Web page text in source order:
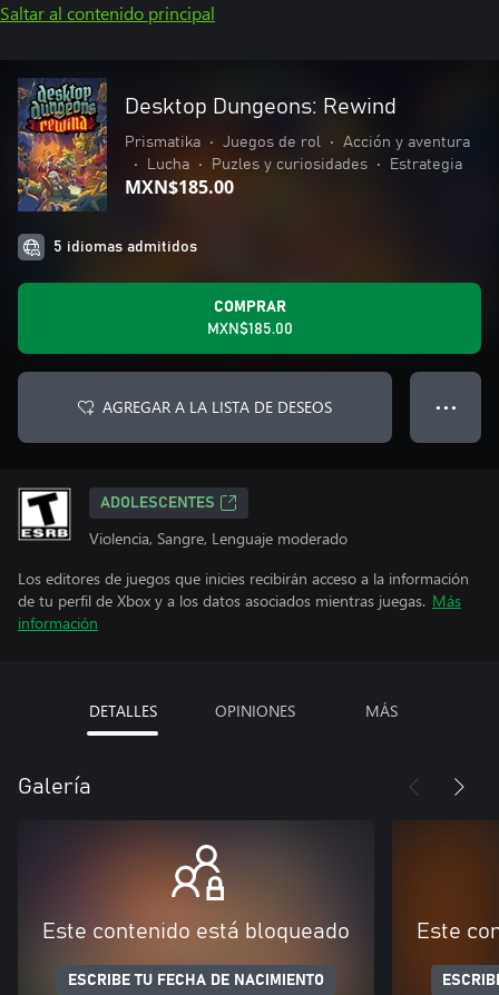
Saltar al contenido principal
Desktop Dungeons: Rewind
Prismatika • Juegos de rol •
Acción y aventura
•
Lucha • Puzles y curiosidades • Estrategia
MXN$185.00
5 idiomas admitidos
COMPRAR
MXN$185.00
AGREGAR A LA LISTA DE DESEOS ● ● ●
ADOLESCENTES
Violencia, Sangre, Lenguaje moderado
Los editores de juegos que inicies recibirán acceso a la información
de tu perfil de Xbox y a los datos asociados mientras juegas. Más
información
DETALLES OPINIONES MÁS
Galería
Este contenido está bloqueado
ESCRIBE TU FECHA DE NACIMIENTO
Este